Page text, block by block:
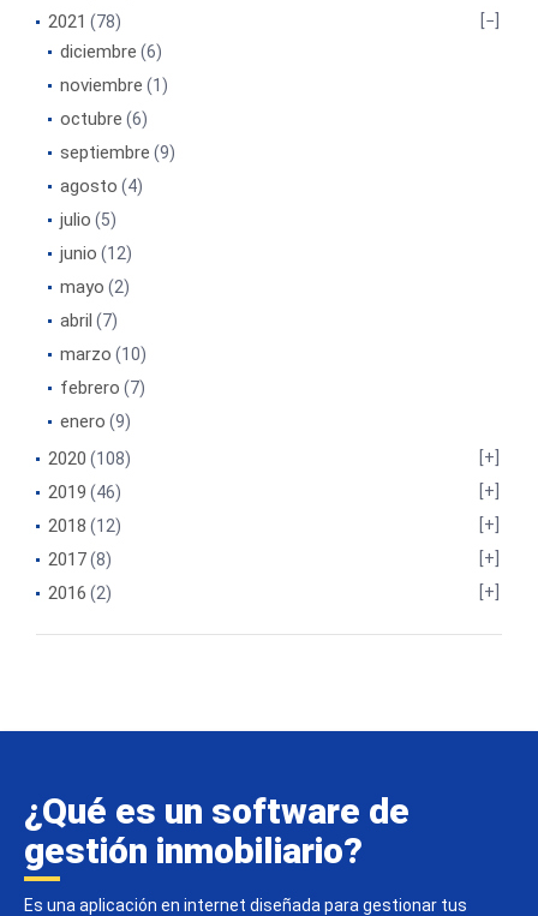
2021 (78)
diciembre (6)
noviembre (1)
octubre (6)
septiembre (9)
agosto (4)
julio (5)
junio (12)
mayo (2)
abril (7)
marzo (10)
febrero (7)
enero (9)
2020 (108)
2019 (46)
2018 (12)
2017(8)
2016 (2)
¿Qué es un software de
gestión inmobiliario?
Es una aplicación en internet diseñada para gestionar tus